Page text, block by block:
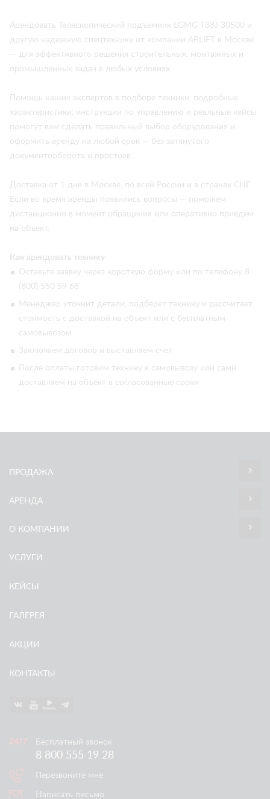
Арендовать Телескопический подъемник LGMG T38J 30500 и
другую надежную спецтехнику от компании ARLIFT в Москве
— для эффективного решения строительных, монтажных и
промышленных задач в любых условиях.
Помощь наших экспертов в подборе техники, подробные
характеристики, инструкции по управлению и реальные кейсы
помогут вам сделать правильный выбор оборудования и
оформить аренду на любой срок — без затянутого
документооборота и простоев.
Доставка от 1 дня в Москве, по всей России и в странах СНГ.
Если во время аренды появились вопросы — поможем
дистанционно в момент обращения или оперативно приедем
на объект.
Как арендовать технику
Оставьте заявку через короткую форму или по телефону 8
(800) 550 59 68
Менеджер уточнит детали, подберет технику и рассчитает
стоимость с доставкой на объект или с бесплатным
самовывозом
Заключаем договор и выставляем счет
После оплаты готовим технику к самовывозу или сами
доставляем на объект в согласованные сроки
ПРОДАЖА
АРЕНДА
О КОМПАНИИ
УСЛУГИ
КЕЙСЫ
ГАЛЕРЕЯ
АКЦИИ
КОНТАКТЫ
Бесплатный звонок
8 800 555 19 28
Перезвоните мне
Написать письмо